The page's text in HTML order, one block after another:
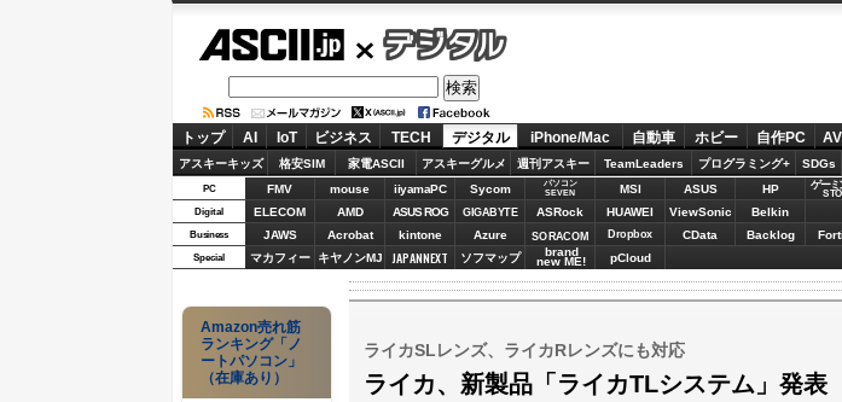
デジタル
トップ AI IoT ビジネス TECH デジタル iPhone/Mac 自動車 ホビー 自作PC AV
アスキーキッズ 格安SIM 家電ASCII アスキーグルメ 週刊アスキー TeamLeaders プログラミング+ SDGs
PC FMV mouse iiyamaPC Sycom
パソコン
SEVEN
MSI ASUS HP ゲーミ
Digital ELECOM AMD ASUS ROG GIGABYTE ASRock HUAWEI ViewSonic Belkin
Business JAWS Acrobat kintone Azure SORACOM Dropbox CData Backlog
Special マカフィー キヤノンMJ JAPANNEXT ソフマップ brand
new ME! pCloud
ライカSLレンズ、ライカRレンズにも対応
ライカ、新製品「ライカTLシステム」発表
Amazon売れ筋
ランキング「ノ
ートパソコン」
（在庫あり）